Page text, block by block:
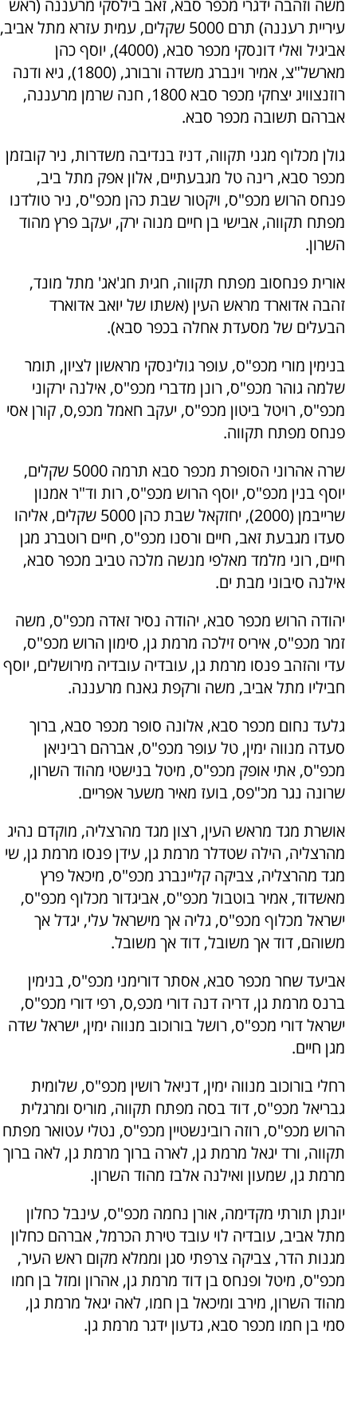
משה וזהבה ידגרי מכפר סבא, זאב בילסקי מרעננה (ראש
עיריית רעננה) תרם 5000 שקלים, עמית עזרא מתל אביב,
אביגיל ואלי דונסקי מכפר סבא, (4000), יוסף כהן
מארשל"צ, אמיר וינברג משדה ורבורג, (1800), גיא ודנה
רוזנצוויג יצחקי מכפר סבא 1800, חנה שרמן מרעננה,
אברהם תשובה מכפר סבא.
גולן מכלוף מגני תקווה, דניז בנדיבה משדרות, ניר קובזמן
מכפר סבא, רינה טל מגבעתיים, אלון אפק מתל ביב,
פנחס הרוש מכפ"ס, ויקטור שבת כהן מכפ"ס, ניר טולדנו
מפתח תקווה, אבישי בן חיים מנוה ירק, יעקב פרץ מהוד
השרון.
אורית פנחסוב מפתח תקווה, חגית חג'אג' מתל מונד,
זהבה אדוארד מראש העין (אשתו של יואב אדוארד
הבעלים של מסעדת אחלה בכפר סבא).
בנימין מורי מכפ"ס, עופר גולינסקי מראשון לציון, תומר
שלמה גוהר מכפ"ס, רונן מדברי מכפ"ס, אילנה ירקוני
מכפ"ס, רויטל ביטון מכפ"ס, יעקב חאמל מכפ,ס, קורן אסי
פנחס מפתח תקווה.
שרה אהרוני הסופרת מכפר סבא תרמה 5000 שקלים,
יוסף בנין מכפ"ס, יוסף הרוש מכפ"ס, רות וד"ר אמנון
שרייבמן (2000), יחזקאל שבת כהן 5000 שקלים, אליהו
סעדו מגבעת זאב, חיים ורסנו מכפ"ס, חיים רוטברג מגן
חיים, רוני מלמד מאלפי מנשה מלכה טביב מכפר סבא,
אילנה סיבוני מבת ים.
יהודה הרוש מכפר סבא, יהודה נסיר זאדה מכפ"ס, משה
זמר מכפ"ס, איריס זילכה מרמת גן, סימון הרוש מכפ"ס,
עדי והזהב פנסו מרמת גן, עובדיה עובדיה מירושלים, יוסף
חביליו מתל אביב, משה ורקפת גאנח מרעננה.
גלעד נחום מכפר סבא, אלונה סופר מכפר סבא, ברוך
סעדה מנווה ימין, טל עופר מכפ"ס, אברהם רביניאן
מכפ"ס, אתי אופק מכפ"ס, מיטל בנישטי מהוד השרון,
שרונה נגר מכ"פס, בועז מאיר משער אפריים.
אושרת מגד מראש העין, רצון מגד מהרצליה, מוקדם נהיג
מהרצליה, הילה שטדלר מרמת גן, עידן פנסו מרמת גן, שי
מגד מהרצליה, צביקה קליינברג מכפ"ס, מיכאל פרץ
מאשדוד, אמיר בוטבול מכפ"ס, אביגדור מכלוף מכפ"ס,
ישראל מכלוף מכפ"ס, גליה אך מישראל עלי, יגדל אך
משוהם, דוד אך משובל, דוד אך משובל.
אביעד שחר מכפר סבא, אסתר דורימני מכפ"ס, בנימין
ברנס מרמת גן, דריה דנה דורי מכפ,ס, רפי דורי מכפ"ס,
ישראל דורי מכפ"ס, רושל בורוכוב מנווה ימין, ישראל שדה
מגן חיים.
רחלי בורוכוב מנווה ימין, דניאל רושין מכפ"ס, שלומית
גבריאל מכפ"ס, דוד בסה מפתח תקווה, מוריס ומרגלית
הרוש מכפ"ס, רוזה רובינשטיין מכפ"ס, נטלי עטואר מפתח
תקווה, ורד יגאל מרמת גן, לארה ברוך מרמת גן, לאה ברוך
מרמת גן, שמעון ואילנה אלבז מהוד השרון.
יונתן תורתי מקדימה, אורן נחמה מכפ"ס, עינבל כחלון
מתל אביב, עובדיה לוי עובד טירת הכרמל, אברהם כחלון
מגנות הדר, צביקה צרפתי סגן וממלא מקום ראש העיר,
מכפ"ס, מיטל ופנחס בן דוד מרמת גן, אהרון ומזל בן חמו
מהוד השרון, מירב ומיכאל בן חמו, לאה יגאל מרמת גן,
סמי בן חמו מכפר סבא, גדעון ידגר מרמת גן.